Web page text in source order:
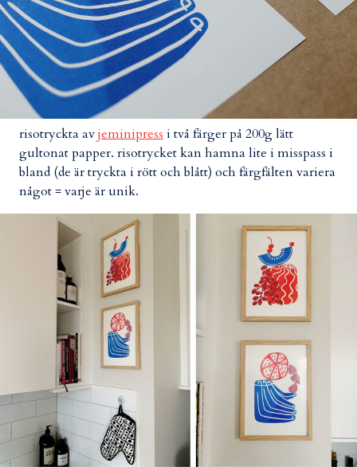
risotryckta avjeminipress i två färger på 200g lätt
gultonat papper. risotrycket kan hamna lite i misspass i
bland (de är tryckta i rött och blått) och färgfälten variera
något = varje är unik.